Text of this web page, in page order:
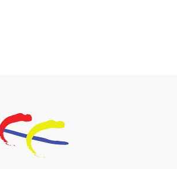
猛龍長跑隊恆常練習 - 7月23日
（19:00開始）
猛龍長跑隊恆常練習 - 7月16日